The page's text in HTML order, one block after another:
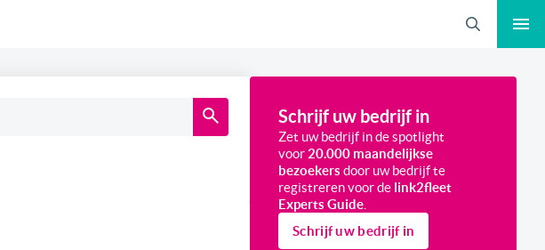
Schrijf uw bedrijf in
Zet uw bedrijf in de spotlight
voor20.000 maandelijkse
bezoekers door uw bedrijf te
registreren voor de link2fleet
Experts Guide.
Schrijf uw bedrijf in